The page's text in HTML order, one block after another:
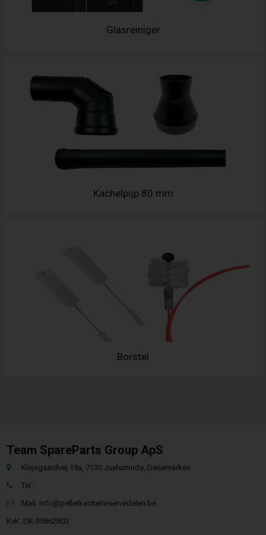
Glasreiniger
Kachelpijp 80 mm
Borstel
Team SpareParts Group ApS
Klejsgaardvej 19a, 7130 Juelsminde, Denemarken
Tel.:
Mail: info@pelletkachelreservedelen.be
KvK: DK-35862803